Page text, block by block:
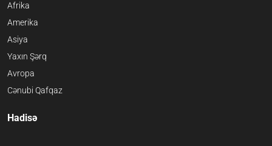
Afrika
Amerika
Asiya
Yaxın Şərq
Avropa
Cənubi Qafqaz
Hadisə